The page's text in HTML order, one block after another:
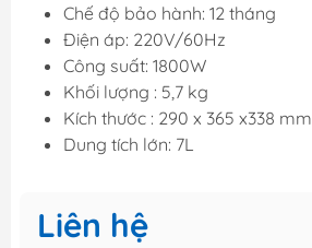
Chế độ bảo hành: 12 tháng
Điện áp: 220V/60Hz
Công suất: 1800W
Khối lượng : 5,7 kg
Kích thước : 290 x 365 x338 mm
Dung tích lớn: 7L
Liên hệ